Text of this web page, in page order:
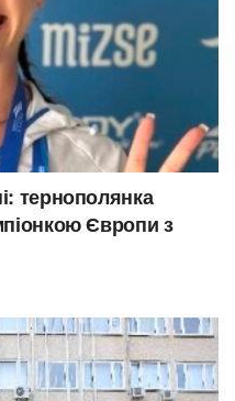
тернополянка
Європи з